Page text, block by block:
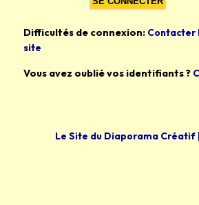
Difficultés de connexion: Contacter
site
Vous avez oublié vos identifiants ?
Le Site du Diaporama Créatif